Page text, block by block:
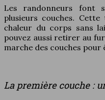
Les randonneurs font
plusieurs couches.
chaleur du corps sans
pouvez aussi retirer au
marche des couches pour
La première couche :